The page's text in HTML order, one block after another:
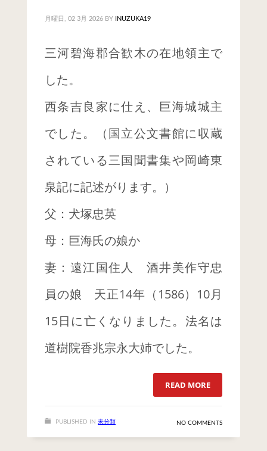
月曜日, 02 3月 2026 BY INUZUKA19
三河碧海郡合歓木の在地領主で
した。
西条吉良家に仕え、巨海城城主
でした。（国立公文書館に収蔵
されている三国聞書集や岡崎東
泉記に記述がります。）
父：犬塚忠英
母：巨海氏の娘か
妻：遠江国住人 酒井美作守忠
員の娘 天正14年（1586）10月
15日に亡くなりました。法名は
道樹院香兆宗永大姉でした。
READ MORE
PUBLISHED IN 未分類 NO COMMENTS